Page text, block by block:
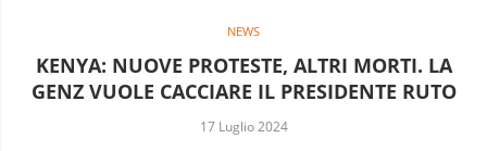
NEWS
KENYA: NUOVE PROTESTE, ALTRI MORTI. LA
GENZ VUOLE CACCIARE IL PRESIDENTE RUTO
17 Luglio 2024